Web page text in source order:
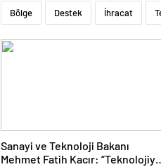
Bölge Destek İhracat
Sanayi ve Teknoloji Bakanı
Mehmet Fatih Kacır: “Teknolojiyi